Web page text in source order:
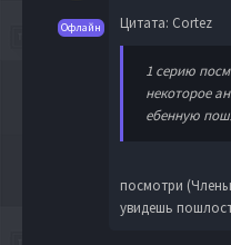
Офлайн Цитата: Cortez
1 серию
некоторое
ебенную
посмотри
увидешь